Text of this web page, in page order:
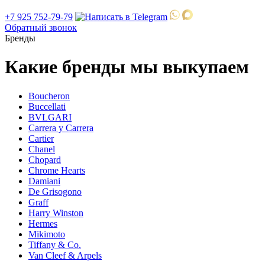
+7 925 752-79-79
Обратный звонок
Бренды
Какие бренды мы выкупаем
Boucheron
Buccellati
BVLGARI
Carrera y Carrera
Cartier
Chanel
Chopard
Chrome Hearts
Damiani
De Grisogono
Graff
Harry Winston
Hermes
Mikimoto
Tiffany & Co.
Van Cleef & Arpels